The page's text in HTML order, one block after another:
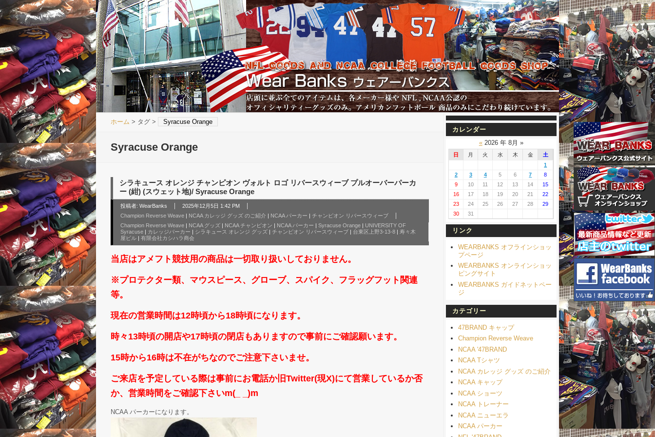
ホーム > タグ > Syracuse Orange
Syracuse Orange
シラキュース オレンジ チャンピオン ヴォルト ロゴ リバースウィーブ プルオーバーパーカ
ー (紺) (スウェット地)/ Syracuse Orange
投稿者: WearBanks
2025年12月5日 1:42 PM
Champion Reverse Weave | NCAA カレッジ グッズ のご紹介 | NCAA パーカー | チャンピオン リバースウィーブ
Champion Reverse Weave | NCAA グッズ | NCAA チャンピオン | NCAA パーカー | Syracuse Orange | UNIVERSITY OF
Syracuse | カレッジパーカー | シラキュース オレンジ グッズ | チャンピオン リバースウィーブ | 台東区上野3-13-8 | 寿々木
屋ビル | 有限会社カシハラ商会
当店はアメフト競技用の商品は一切取り扱いしておりません。
※プロテクター類、マウスピース、グローブ、スパイク、フラッグフット関連
等。
現在の営業時間は12時頃から18時頃になります。
時々13時頃の開店や17時頃の閉店もありますので事前にご確認願います。
15時から16時は不在がちなのでご注意下さいませ。
ご来店を予定している際は事前にお電話か旧Twitter(現X)にて営業しているか否
か、営業時間をご確認下さいm(_ _)m
NCAA パーカーになります。
カレンダー
«2026 年 8月 »
日 月 火 水 木 金
土
1
2
3 4 5 6 7
8
9
10 11 12 13 14
15
16
17 18 19 20 21
22
23
24 25 26 27 28
29
30
31
リンク
WEARBANKS オフラインショッ
プページ
WEARBANKS オンラインショッ
ピングサイト
WEARBANKS ガイドネットペー
ジ
カテゴリー
47BRAND キャップ
Champion Reverse Weave
NCAA '47BRAND
NCAA Tシャツ
NCAA カレッジ グッズ のご紹介
NCAA キャップ
NCAA ショーツ
NCAA トレーナー
NCAA ニューエラ
NCAA パーカー